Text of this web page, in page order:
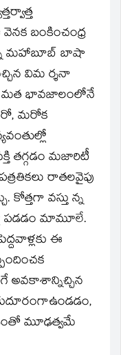
బంకించంధ్ర
మహాబూబ్‌ బాషా
విమ ర్శనా
మత భావజాలంలోనే
మరోక
తగ్గడం మజారిటీ
రాతలవైపు
కోత్తగా వస్తు న్న
పడడం మామూలే.
ఈ
అవకాశాన్నిచ్చిన
మూఢత్వమే